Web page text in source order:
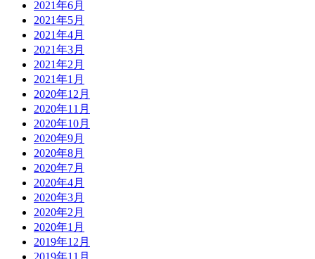
2021年6月
2021年5月
2021年4月
2021年3月
2021年2月
2021年1月
2020年12月
2020年11月
2020年10月
2020年9月
2020年8月
2020年7月
2020年4月
2020年3月
2020年2月
2020年1月
2019年12月
2019年11月